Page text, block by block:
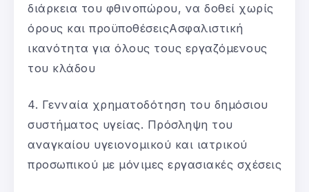
διάρκεια του φθινοπώρου, να δοθεί χωρίς
όρους και προϋποθέσειςΑσφαλιστική
ικανότητα για όλους τους εργαζόμενους
του κλάδου
4. Γενναία χρηματοδότηση του δημόσιου
συστήματος υγείας. Πρόσληψη του
αναγκαίου υγειονομικού και ιατρικού
προσωπικού με μόνιμες εργασιακές σχέσεις